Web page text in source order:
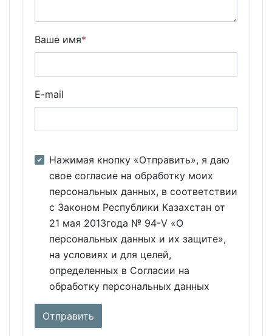
Ваше имя*
E-mail
Нажимая кнопку «Отправить», я даю
свое согласие на обработку моих
персональных данных, в соответствии
с Законом Республики Казахстан от
21 мая 2013года № 94-V «О
персональных данных и их защите»,
на условиях и для целей,
определенных в Согласии на
обработку персональных данных